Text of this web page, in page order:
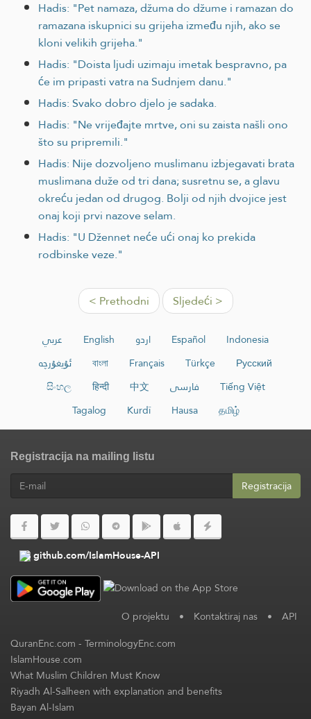
Hadis: "Pet namaza, džuma do džume i ramazan do
ramazana iskupnici su grijeha između njih, ako se
kloni velikih grijeha."
Hadis: "Doista ljudi uzimaju imetak bespravno, pa
će im pripasti vatra na Sudnjem danu."
Hadis: Svako dobro djelo je sadaka.
Hadis: "Ne vrijeđajte mrtve, oni su zaista našli ono
što su pripremili."
Hadis: Nije dozvoljeno muslimanu izbjegavati brata
muslimana duže od tri dana; susretnu se, a glavu
okreću jedan od drugog. Bolji od njih dvojice jest
onaj koji prvi nazove selam.
Hadis: "U Džennet neće ući onaj ko prekida
rodbinske veze."
< Prethodni Sljedeći >
عربي English اردو Español
Indonesia
ئۇيغۇرچە
বাংলা Français Türkçe
Русский
සිංහල
हिन्दी 中文 فارسی
Tiếng Việt
Tagalog
Kurdî Hausa தமிழ்
Registracija na mailing listu
Registracija
github.com/IslamHouse-API
O projektu • Kontaktiraj nas • API
QuranEnc.com-TerminologyEnc.com
IslamHouse.com
What Muslim Children Must Know
Riyadh Al-Salheen with explanation and benefits
Bayan Al-Islam